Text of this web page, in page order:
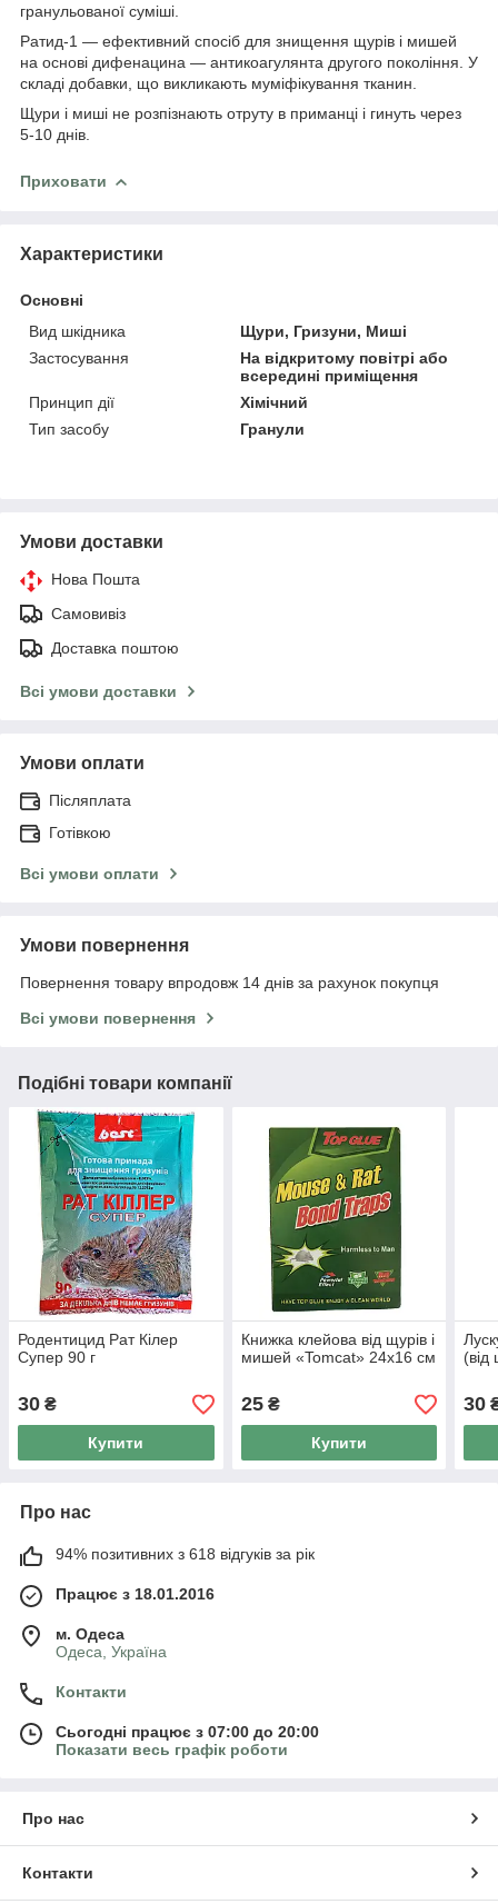
гранульованої суміші.
Ратид-1 — ефективний спосіб для знищення щурів і мишей
на основі дифенацина — антикоагулянта другого покоління. У
складі добавки, що викликають муміфікування тканин.
Щури і миші не розпізнають отруту в приманці і гинуть через
5-10 днів.
Приховати
Характеристики
Основні
Вид шкідника
Щури, Гризуни, Миші
Застосування
На відкритому повітрі або
всередині приміщення
Принцип дії
Хімічний
Тип засобу
Гранули
Умови доставки
Нова Пошта
Самовивіз
Доставка поштою
Всі умови доставки
Умови оплати
Післяплата
Готівкою
Всі умови оплати
Умови повернення
Повернення товару впродовж 14 днів за рахунок покупця
Всі умови повернення
Подібні товари компанії
Родентицид Рат Кілер
Супер 90 г
30 ₴
Купити
Книжка клейова від щурів і
мишей «Tomcat» 24х16 см
25₴
Купити
(від
30
Про нас
94% позитивних з 618 відгуків за рік
Працює з 18.01.2016
м. Одеса
Одеса, Україна
Контакти
Сьогодні працює з 07:00 до 20:00
Показати весь графік роботи
Про нас
Контакти